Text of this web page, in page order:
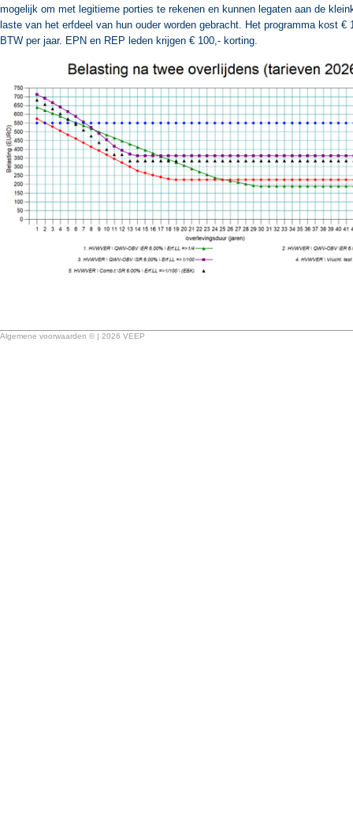
mogelijk om met legitieme porties te rekenen en kunnen legaten aan de
laste van het erfdeel van hun ouder worden gebracht. Het programma kost €
BTW per jaar. EPN en REP leden krijgen € 100,- korting.
Algemene voorwaarden © | 2026 VEEP